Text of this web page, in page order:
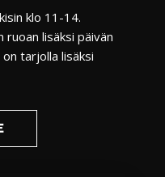
klo 11-14.
ruoan lisäksi päivän
tarjolla lisäksi